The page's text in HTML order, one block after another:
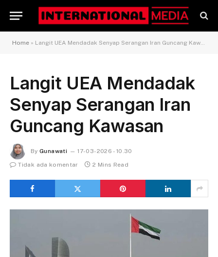
Home » Langit UEA Mendadak Senyap Serangan Iran Guncang Kawasan
Langit UEA Mendadak
Senyap Serangan Iran
Guncang Kawasan
By Gunawati
17-03-2026 - 10.30
Tidak ada komentar
2 Mins Read